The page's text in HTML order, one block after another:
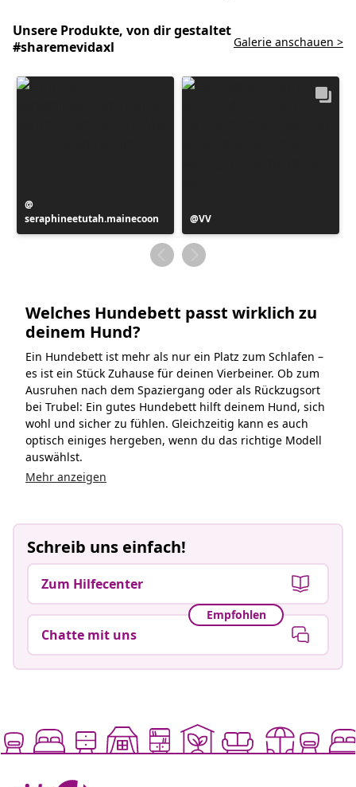
Unsere Produkte, von dir gestaltet
#sharemevidaxl
Galerie anschauen >
veröffentlicht
von
seraphineetutah.mainecoon
Beitrag
veröffentlicht
von
VV
Welches Hundebett passt wirklich zu
deinem Hund?
Ein Hundebett ist mehr als nur ein Platz zum Schlafen –
es ist ein Stück Zuhause für deinen Vierbeiner. Ob zum
Ausruhen nach dem Spaziergang oder als Rückzugsort
bei Trubel: Ein gutes Hundebett hilft deinem Hund, sich
wohl und sicher zu fühlen. Gleichzeitig kann es auch
optisch einiges hergeben, wenn du das richtige Modell
auswählst.
Mehr anzeigen
Schreib uns einfach!
Zum Hilfecenter
Empfohlen
Chatte mit uns